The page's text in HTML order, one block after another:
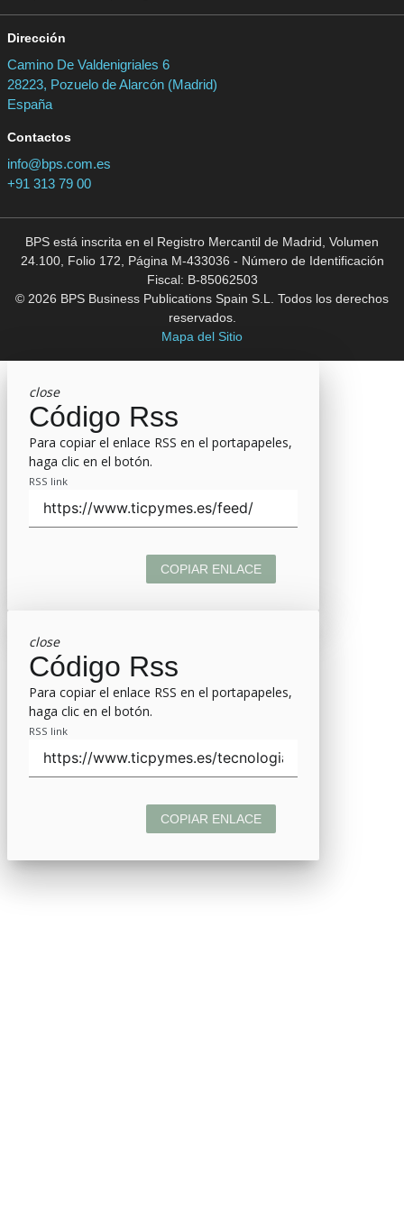
Dirección
Camino De Valdenigriales 6
28223, Pozuelo de Alarcón (Madrid)
España
Contactos
info@bps.com.es
+91 313 79 00
BPS está inscrita en el Registro Mercantil de Madrid, Volumen
24.100, Folio 172, Página M-433036 - Número de Identificación
Fiscal: B-85062503
© 2026 BPS Business Publications Spain S.L. Todos los derechos
reservados.
Mapa del Sitio
close
Código Rss
Para copiar el enlace RSS en el portapapeles,
haga clic en el botón.
RSS link
COPIAR ENLACE
close
Código Rss
Para copiar el enlace RSS en el portapapeles,
haga clic en el botón.
RSS link
COPIAR ENLACE